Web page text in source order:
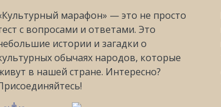
марафон» — это не просто
с вопросами и ответами. Это
истории и загадки о
обычаях народов, которые
в нашей стране. Интересно?